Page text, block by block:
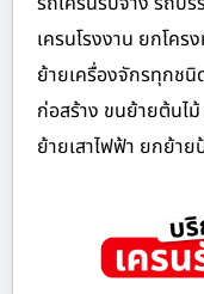
เครนโรงงาน ยกโคร
ย้ายเครื่องจักรทุกช
ก่อสร้าง ขนย้ายต้นไ
ย้ายเสาไฟฟ้า ยกย้า